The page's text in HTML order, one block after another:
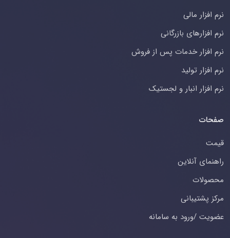
نرم افزار مالی
نرم افزارهای بازرگانی
نرم افزار خدمات پس از فروش
نرم افزار تولید
نرم افزار انبار و لجستیک
صفحات
قیمت
راهنمای آنلاین
محصولات
مرکز پشتیبانی
عضویت /ورود به سامانه